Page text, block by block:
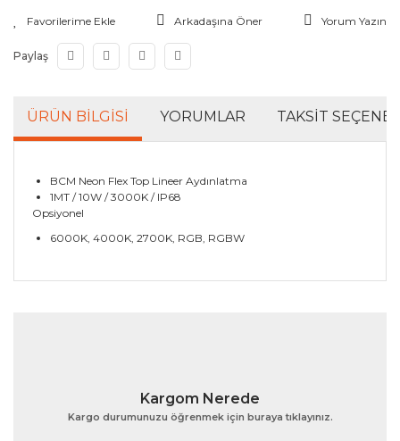
Arkadaşına Öner Yorum Yazın
Paylaş
ÜRÜN BILGISI YORUMLAR TAKSIT
BCM Neon Flex Top Lineer Aydınlatma
1MT / 10W / 3000K / IP68
Opsiyonel
6000K, 4000K, 2700K, RGB, RGBW
Bu ürünün fiyat bilgisi, resim, ürün açıklamalarında ve
Ürün açıklamasında eksik bilgiler bulunuyor.
Kargom Nerede
Kargo durumunuzu öğrenmek için buraya tıklayınız.